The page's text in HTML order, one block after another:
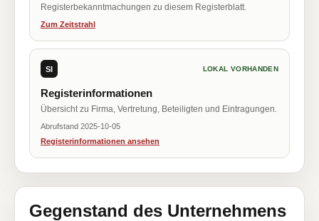
Registerbekanntmachungen zu diesem Registerblatt.
Zum Zeitstrahl
SI LOKAL VORHANDEN
Registerinformationen
Übersicht zu Firma, Vertretung, Beteiligten und Eintragungen.
Abrufstand 2025-10-05
Registerinformationen ansehen
Gegenstand des Unternehmens